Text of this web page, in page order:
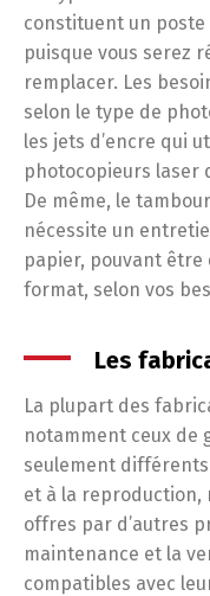
constituent un poste
puisque vous serez
remplacer. Les
selon le type de
les jets d’encre qui
photocopieurs laser
De même, le
nécessite un
papier, pouvant
format, selon vos
Les
La plupart des
notamment ceux de
seulement
et à la reproduction,
offres par d’autres
maintenance et la
compatibles avec